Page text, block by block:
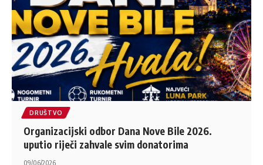
DRUŠTVO
Organizacijski odbor Dana Nove Bile 2026.
uputio riječi zahvale svim donatorima
09/06/2026